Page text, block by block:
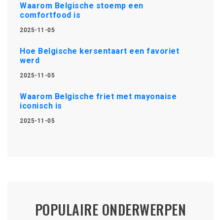
Waarom Belgische stoemp een
comfortfood is
2025-11-05
Hoe Belgische kersentaart een favoriet
werd
2025-11-05
Waarom Belgische friet met mayonaise
iconisch is
2025-11-05
POPULAIRE ONDERWERPEN